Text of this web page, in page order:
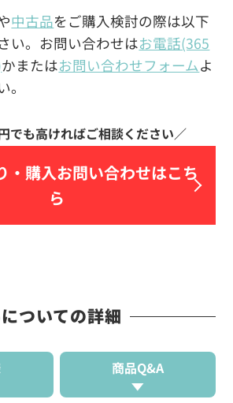
中古品をご購入検討の際は以下
い。お問い合わせはお電話(365
かまたはお問い合わせフォームよ
・ 購入お問い合わせはこち
ら
ついての詳細
商品Q&A